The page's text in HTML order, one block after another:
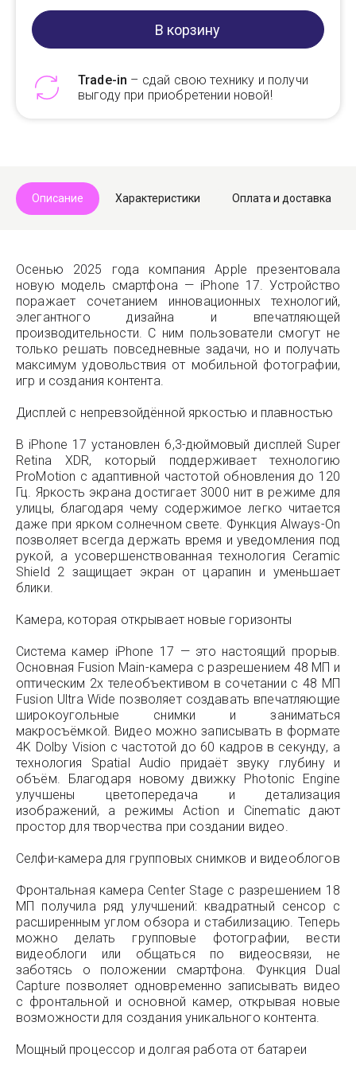
В корзину
Trade-in – сдай свою технику и получи
выгоду при приобретении новой!
Описание Характеристики Оплата и доставка
Осенью 2025 года компания Apple презентовала
новую модель смартфона — iPhone 17. Устройство
поражает сочетанием инновационных технологий,
элегантного дизайна и впечатляющей
производительности. С ним пользователи смогут не
только решать повседневные задачи, но и получать
максимум удовольствия от мобильной фотографии,
игр и создания контента.
Дисплей с непревзойдённой яркостью и плавностью
В iPhone 17 установлен 6,3-дюймовый дисплей Super
Retina XDR, который поддерживает технологию
ProMotion с адаптивной частотой обновления до 120
Гц. Яркость экрана достигает 3000 нит в режиме для
улицы, благодаря чему содержимое легко читается
даже при ярком солнечном свете. Функция Always-On
позволяет всегда держать время и уведомления под
рукой, а усовершенствованная технология Ceramic
Shield 2 защищает экран от царапин и уменьшает
блики.
Камера, которая открывает новые горизонты
Система камер iPhone 17 — это настоящий прорыв.
Основная Fusion Main-камера с разрешением 48 МП и
оптическим 2x телеобъективом в сочетании с 48 МП
Fusion Ultra Wide позволяет создавать впечатляющие
широкоугольные снимки и заниматься
макросъёмкой. Видео можно записывать в формате
4K Dolby Vision с частотой до 60 кадров в секунду, а
технология Spatial Audio придаёт звуку глубину и
объём. Благодаря новому движку Photonic Engine
улучшены цветопередача и детализация
изображений, а режимы Action и Cinematic дают
простор для творчества при создании видео.
Селфи-камера для групповых снимков и видеоблогов
Фронтальная камера Center Stage с разрешением 18
МП получила ряд улучшений: квадратный сенсор с
расширенным углом обзора и стабилизацию. Теперь
можно делать групповые фотографии, вести
видеоблоги или общаться по видеосвязи, не
заботясь о положении смартфона. Функция Dual
Capture позволяет одновременно записывать видео
с фронтальной и основной камер, открывая новые
возможности для создания уникального контента.
Мощный процессор и долгая работа от батареи